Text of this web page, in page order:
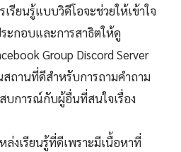
รียนรู้แบบวิดีโอจะช่วยให้เข้าใจ
ะกอบและการสาธิตให้ดู
Group Discord Server
สถานที่ดีสำหรับการถามคำถาม
บการณ์กับผู้อื่นที่สนใจเรื่อง
ล่งเรียนรู้ที่ดีเพราะมีเนื้อหาที่